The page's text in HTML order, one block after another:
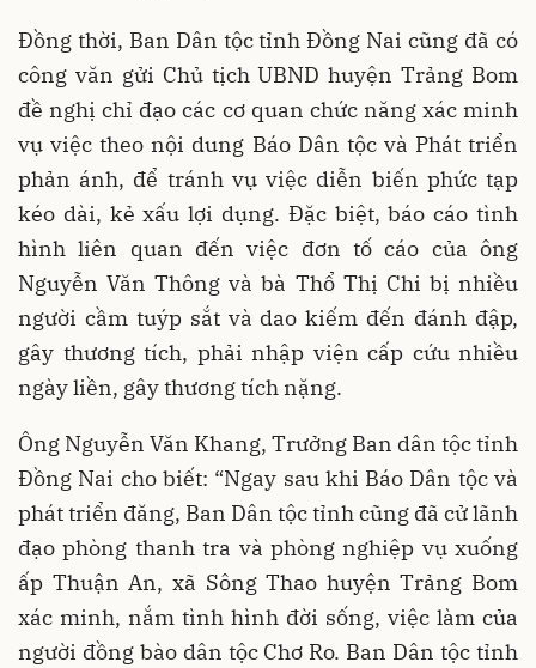
Đồng thời, Ban Dân tộc tỉnh Đồng Nai cũng đã có
công văn gửi Chủ tịch UBND huyện Trảng Bom
đề nghị chỉ đạo các cơ quan chức năng xác minh
vụ việc theo nội dung Báo Dân tộc và Phát triển
phản ánh, để tránh vụ việc diễn biến phức tạp
kéo dài, kẻ xấu lợi dụng. Đặc biệt, báo cáo tình
hình liên quan đến việc đơn tố cáo của ông
Nguyễn Văn Thông và bà Thổ Thị Chi bị nhiều
người cầm tuýp sắt và dao kiếm đến đánh đập,
gây thương tích, phải nhập viện cấp cứu nhiều
ngày liền, gây thương tích nặng.
Ông Nguyễn Văn Khang, Trưởng Ban dân tộc tỉnh
Đồng Nai cho biết: “Ngay sau khi Báo Dân tộc và
phát triển đăng, Ban Dân tộc tỉnh cũng đã cử lãnh
đạo phòng thanh tra và phòng nghiệp vụ xuống
ấp Thuận An, xã Sông Thao huyện Trảng Bom
xác minh, nắm tình hình đời sống, việc làm của
người đồng bào dân tộc Chơ Ro. Ban Dân tộc tỉnh